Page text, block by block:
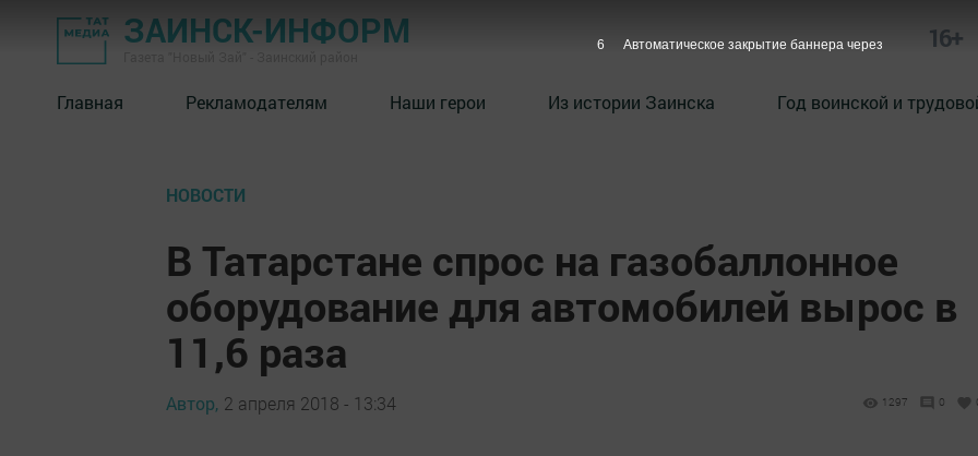
ЗАИНСК-ИНФОРМ 16+
Главная Рекламодателям Наши герои Из истории Заинска Год воинской и
НОВОСТИ
В Татарстане спрос на газобаллонное
оборудование для автомобилей вырос в
11,6 раза
Автор, 2 апреля 2018 - 13:34 1297 0
5 Автоматическое закрытие баннера через